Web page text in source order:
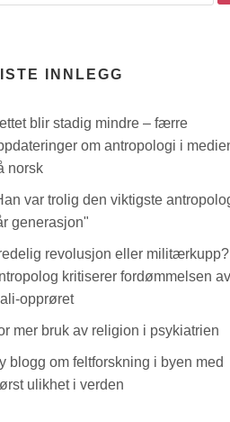
INNLEGG
blir stadig mindre – færre
om antropologi i
norsk
var trolig den viktigste
generasjon"
revolusjon eller militærkupp?
kritiserer fordømmelsen av
opprøret
mer bruk av religion i psykiatrien
blogg om feltforskning i byen med
ulikhet i verden